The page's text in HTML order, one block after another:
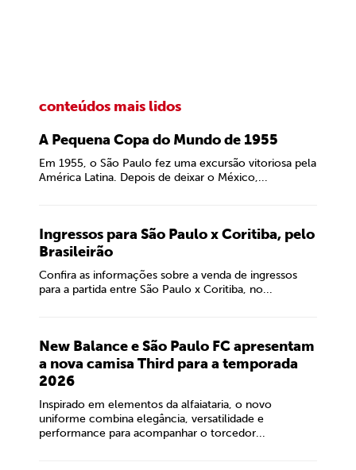
conteúdos mais lidos
A Pequena Copa do Mundo de 1955
Em 1955, o São Paulo fez uma excursão vitoriosa pela
América Latina. Depois de deixar o México,...
Ingressos para São Paulo x Coritiba, pelo
Brasileirão
Confira as informações sobre a venda de ingressos
para a partida entre São Paulo x Coritiba, no...
New Balance e São Paulo FC apresentam
a nova camisa Third para a temporada
2026
Inspirado em elementos da alfaiataria, o novo
uniforme combina elegância, versatilidade e
performance para acompanhar o torcedor...